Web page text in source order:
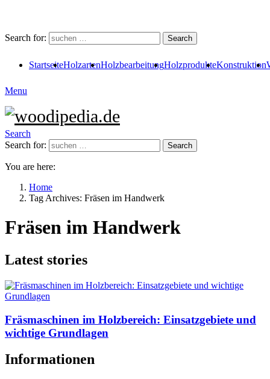
Search for: Search
StartseiteHolzartenHolzbearbeitungHolzprodukteKonstruktion
Menu
Search
Search for:
Search
You are here:
Home
Tag Archives: Fräsen im Handwerk
Fräsen im Handwerk
Latest stories
Fräsmaschinen im Holzbereich: Einsatzgebiete und
wichtige Grundlagen
Informationen